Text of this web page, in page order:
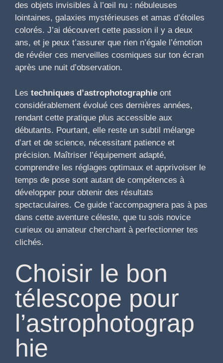
des objets invisibles à l’œil nu : nébuleuses
lointaines, galaxies mystérieuses et amas d’étoiles
colorés. J’ai découvert cette passion il y a deux
ans, et je peux t’assurer que rien n’égale l’émotion
de révéler ces merveilles cosmiques sur ton écran
après une nuit d’observation.
Les techniques d’astrophotographie ont
considérablement évolué ces dernières années,
rendant cette pratique plus accessible aux
débutants. Pourtant, elle reste un subtil mélange
d’art et de science, nécessitant patience et
précision. Maîtriser l’équipement adapté,
comprendre les réglages optimaux et apprivoiser le
temps de pose sont autant de compétences à
développer pour obtenir des résultats
spectaculaires. Ce guide t’accompagnera pas à pas
dans cette aventure céleste, que tu sois novice
curieux ou amateur cherchant à perfectionner tes
clichés.
Choisir le bon
télescope pour
l’astrophotograp
hie